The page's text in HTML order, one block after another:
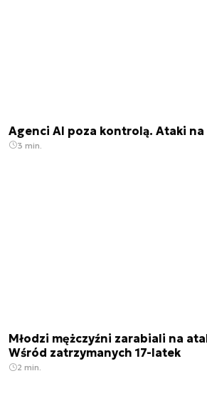
Agenci AI poza kontrolą. Ataki
3 min.
Młodzi mężczyźni zarabiali na
Wśród zatrzymanych 17-latek
2 min.